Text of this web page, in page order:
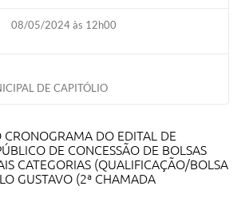
08/05/2024 às 12h00
DE CAPITÓLIO
CRONOGRAMA DO EDITAL DE
DE CONCESSÃO DE BOLSAS
CATEGORIAS (QUALIFICAÇÃO/BOLSA
GUSTAVO (2ª CHAMADA